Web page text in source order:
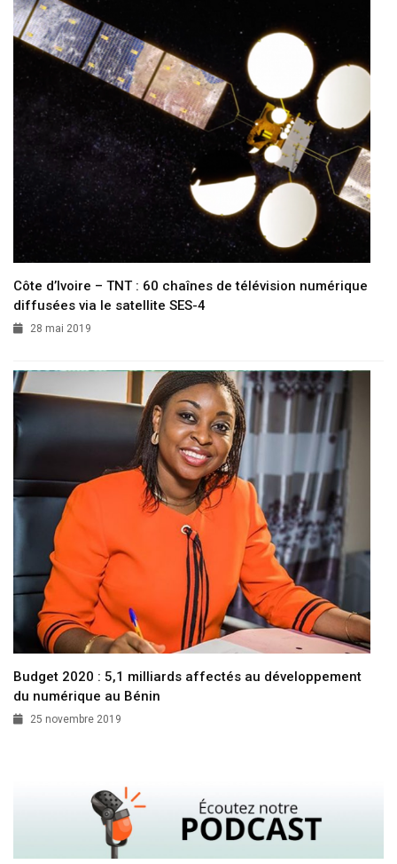
Côte d’Ivoire – TNT : 60 chaînes de télévision numérique
diffusées via le satellite SES-4
28 mai 2019
Budget 2020 : 5,1 milliards affectés au développement
du numérique au Bénin
25 novembre 2019